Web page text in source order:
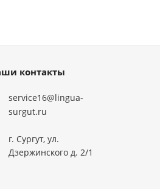
контакты
service16@lingua-
surgut.ru
г. Сургут,ул.
Дзержинского д. 2/1